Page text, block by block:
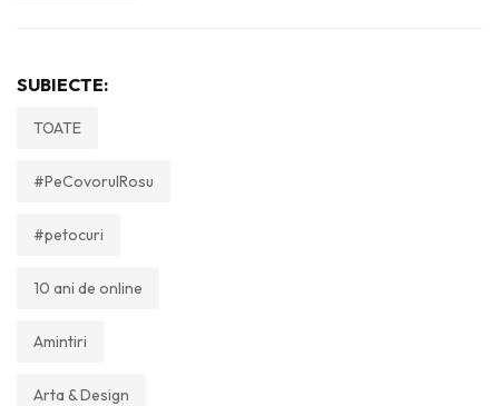
SUBIECTE:
TOATE
#PeCovorulRosu
#petocuri
10 ani de online
Amintiri
Arta & Design